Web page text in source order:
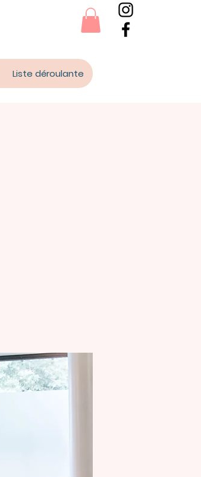
Liste déroulante